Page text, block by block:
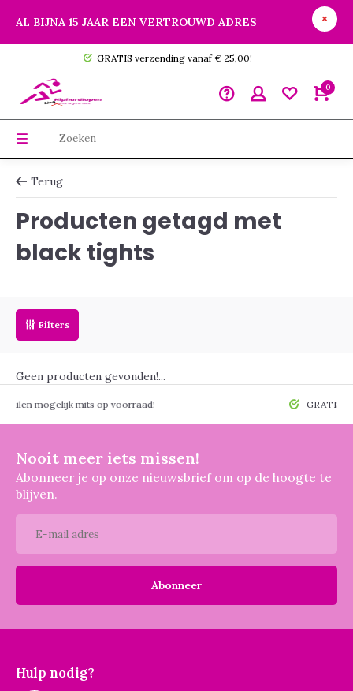
AL BIJNA 15 JAAR EEN VERTROUWD ADRES
GRATIS verzending vanaf € 25,00!
0
Terug
Producten getagd met
black tights
Filters
Geen producten gevonden!...
mits op voorraad! GRATIS
Nooit meer iets missen!
Abonneer je op onze nieuwsbrief om op de hoogte te
blijven.
Abonneer
Hulp nodig?